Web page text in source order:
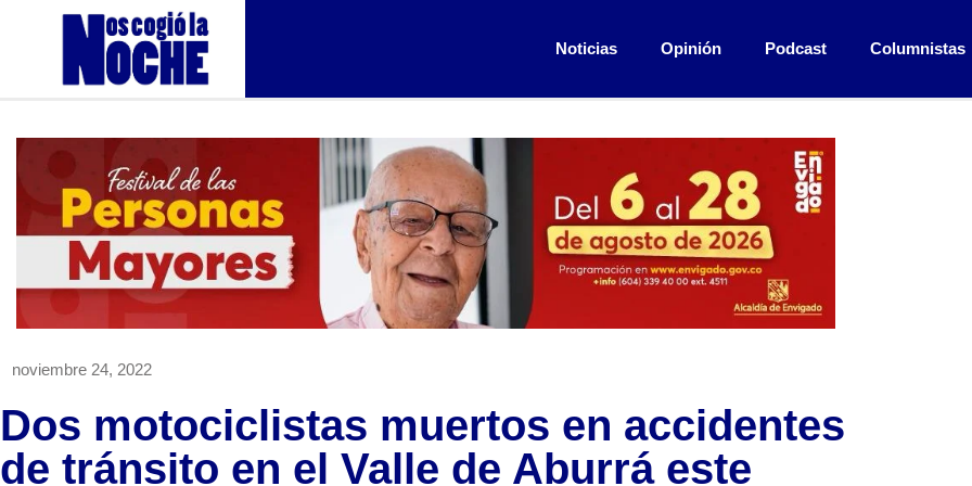
Noticias Opinión Podcast Columnistas
noviembre 24, 2022
Dos motociclistas muertos en accidentes
de tránsito en el Valle de Aburrá este